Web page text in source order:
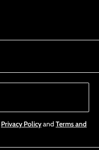
Privacy Policyand Terms and